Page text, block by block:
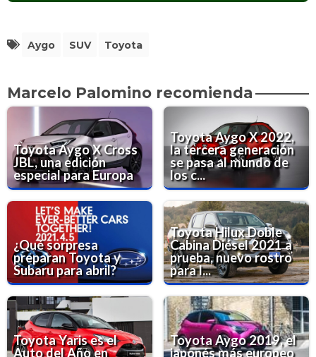
Aygo SUV Toyota
Marcelo Palomino recomienda
Toyota Aygo X Cross
JBL, una edición
especial para Europa
Toyota Aygo X 2022,
la tercera generación
se pasa al mundo de
los c...
¿Qué sorpresa
preparan Toyota y
Subaru para abril?
Toyota Hilux Doble
Cabina Diésel 2021 a
prueba, nuevo rostro
para l...
Toyota Yaris es el
Auto del Año en
Toyota Aygo 2019, el
japonés más europeo